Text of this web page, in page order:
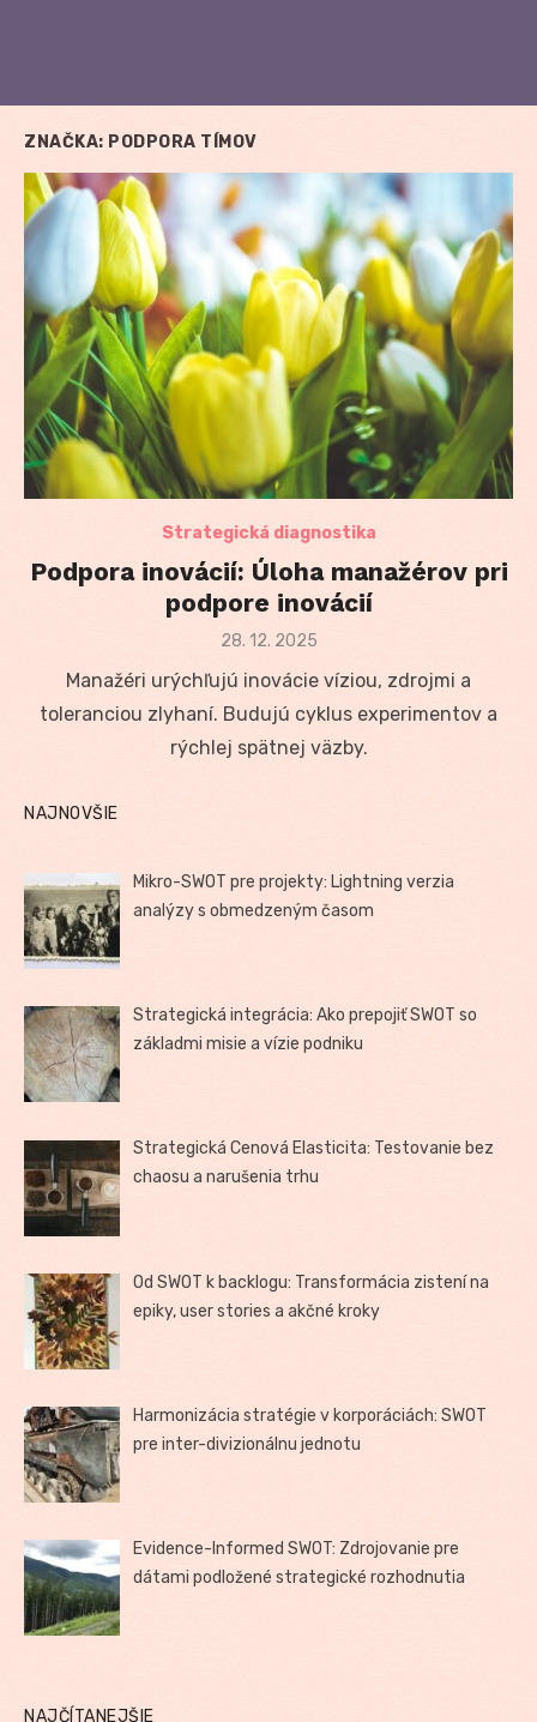
ZNAČKA: PODPORA TÍMOV
Strategická diagnostika
Podpora inovácií: Úloha manažérov pri
podpore inovácií
Posted
28. 12. 2025
Manažéri urýchľujú inovácie víziou, zdrojmi a
toleranciou zlyhaní. Budujú cyklus experimentov a
rýchlej spätnej väzby.
NAJNOVŠIE
Mikro-SWOT pre projekty: Lightning verzia
analýzy s obmedzeným časom
Strategická integrácia: Ako prepojiť SWOT so
základmi misie a vízie podniku
Strategická Cenová Elasticita: Testovanie bez
chaosu a narušenia trhu
Od SWOT k backlogu: Transformácia zistení na
epiky, user stories a akčné kroky
Harmonizácia stratégie v korporáciách: SWOT
pre inter-divizionálnu jednotu
Evidence-Informed SWOT: Zdrojovanie pre
dátami podložené strategické rozhodnutia
NAJČÍTANEJŠIE